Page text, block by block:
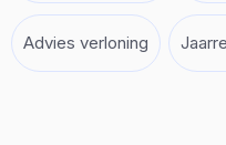
Advies verloning